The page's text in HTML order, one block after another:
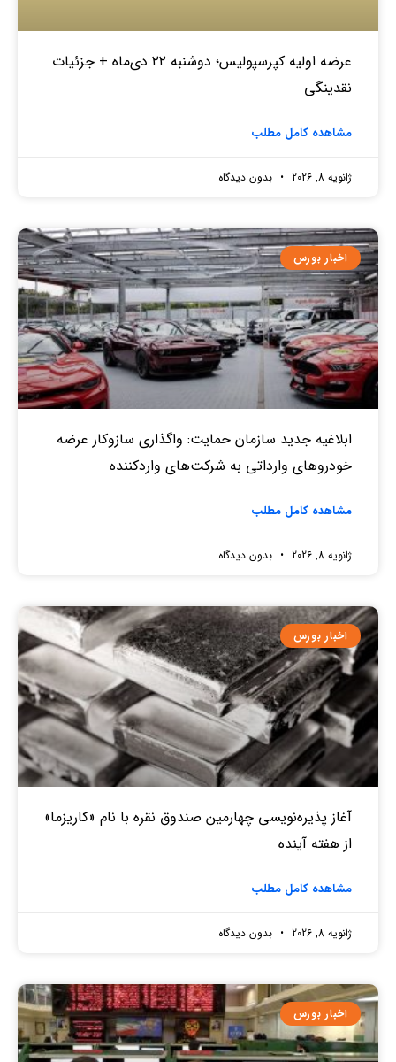
عرضه اولیه کپرسپولیس؛ دوشنبه ۲۲ دی‌ماه + جزئیات
نقدینگی
مشاهده کامل مطلب
ژانویه 8, 2026 بدون دیدگاه
اخبار بورس
ابلاغیه جدید سازمان حمایت: واگذاری سازوکار عرضه
خودروهای وارداتی به شرکت‌های واردکننده
مشاهده کامل مطلب
ژانویه 8, 2026 بدون دیدگاه
اخبار بورس
آغاز پذیره‌نویسی چهارمین صندوق نقره‌ با نام «کاریزما»
از هفته آینده
مشاهده کامل مطلب
ژانویه 8, 2026 بدون دیدگاه
اخبار بورس